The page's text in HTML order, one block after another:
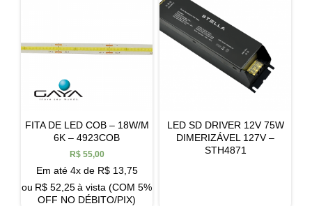
FITA DE LED COB – 18W/M
6K – 4923COB
R$55,00
Em até 4x de R$13,75
ou R$ 52,25à vista (COM 5%
OFF NO DÉBITO/PIX)
LED SD DRIVER 12V 75W
DIMERIZÁVEL 127V –
STH4871